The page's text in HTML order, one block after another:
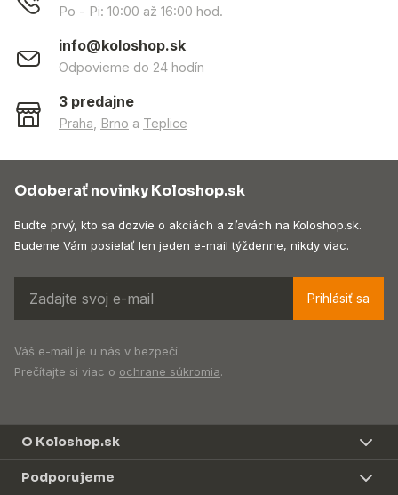
Po - Pi: 10:00 až 16:00 hod.
info@koloshop.sk
Odpovieme do 24 hodín
3 predajne
Praha Brno a Teplice
Odoberať novinky Koloshop.sk
Buďte prvý, kto sa dozvie o akciách a zľavách na Koloshop.sk.
Budeme Vám posielať len jeden e-mail týždenne, nikdy viac.
Prihlásiť sa
Váš e-mail je u nás v bezpečí.
Prečítajte si viac o ochrane súkromia.
O Koloshop.sk
Podporujeme